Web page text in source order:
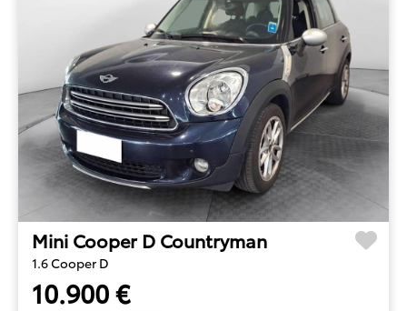
Mini Cooper D Countryman
1.6 Cooper D
10.900 €